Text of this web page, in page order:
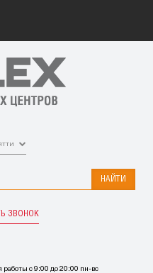
НАЙТИ
ЗВОНОК
с 9:00 до 20:00 пн-вс